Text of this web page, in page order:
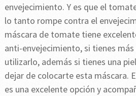
envejecimiento. Y es que el
lo tanto rompe contra el
máscara de tomate tiene
anti-envejecimiento, si tienes
utilizarlo, además si tienes una
dejar de colocarte esta máscara.
es una excelente opción y